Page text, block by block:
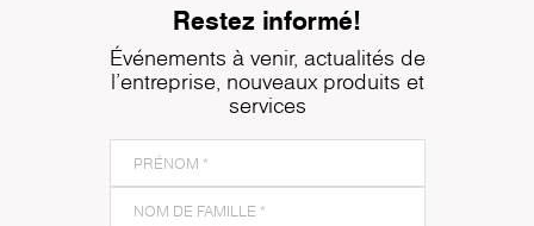
Restez informé!
Événements à venir, actualités de
l'entreprise, nouveaux produits et
services